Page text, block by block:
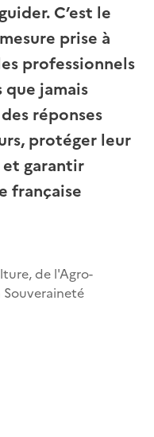
C’est le
prise à
professionnels
que jamais
réponses
protéger leur
garantir
française
de l'Agro-